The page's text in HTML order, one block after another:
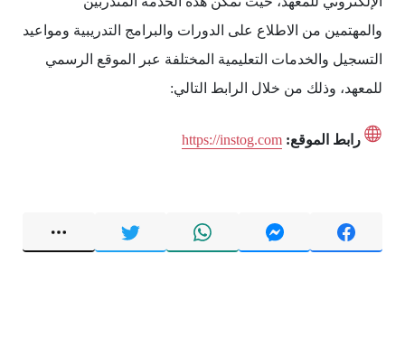
والمهتمين من الاطلاع على الدورات والبرامج التدريبية ومواعيد
التسجيل والخدمات التعليمية المختلفة عبر الموقع الرسمي
للمعهد، وذلك من خلال الرابط التالي:
رابط الموقع: https://instog.com